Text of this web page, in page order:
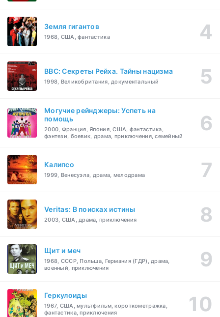
Земля гигантов
1968, США, фантастика
BBC: Секреты Рейха. Тайны нацизма
1998, Великобритания, документальный
Могучие рейнджеры: Успеть на
помощь
2000, Франция, Япония, США, фантастика,
фэнтези, боевик, драма, приключения, семейный
Калипсо
1999, Венесуэла, драма, мелодрама
Veritas: В поисках истины
2003, США, драма, приключения
Щит и меч
1968, СССР, Польша, Германия (ГДР), драма,
военный, приключения
Геркулоиды
1967, США, мультфильм, короткометражка,
фантастика, приключения